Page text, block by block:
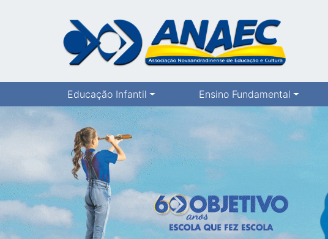
Educação Infantil Ensino Fundamental